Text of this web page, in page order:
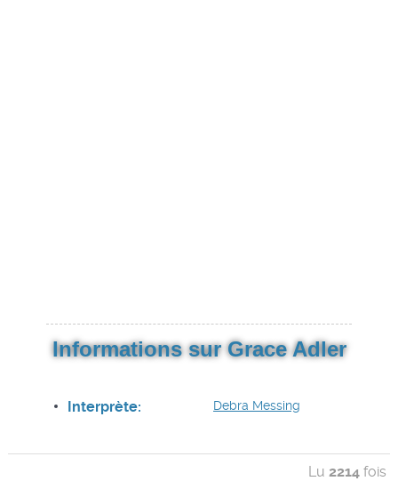
Informations sur Grace Adler
Interprète: Debra Messing
Lu2214 fois